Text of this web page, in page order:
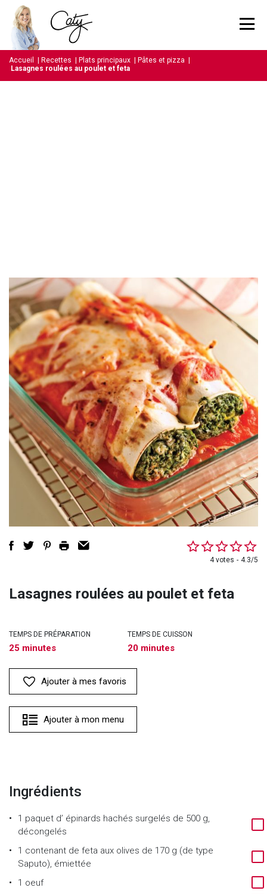
Accueil Recettes Plats principaux Pâtes et pizza
Lasagnes roulées au poulet et feta
4 votes 4.3/5
Lasagnes roulées au poulet et feta
TEMPS DE PRÉPARATION
25 minutes
TEMPS DE CUISSON
20 minutes
Ajouter à mes favoris
Ajouter à mon menu
Ingrédients
1 paquet d’ épinards hachés surgelés de 500 g,
décongelés
1 contenant de feta aux olives de 170 g (de type
Saputo), émiettée
1 oeuf